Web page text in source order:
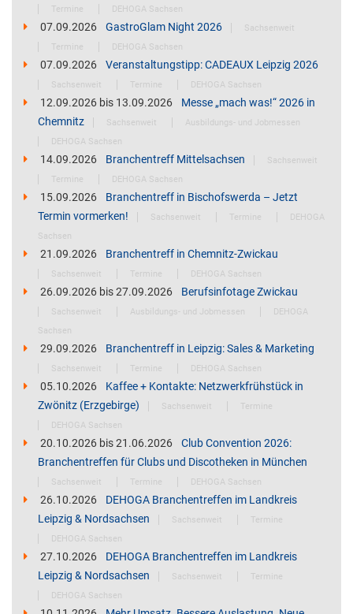
Termine DEHOGA Sachsen
07.09.2026 GastroGlam Night 2026
Sachsenweit
Termine
DEHOGA Sachsen
07.09.2026 Veranstaltungstipp: CADEAUX Leipzig 2026
Sachsenweit Termine DEHOGA Sachsen
12.09.2026 bis 13.09.2026
Messe „mach was!“ 2026 in
Chemnitz
Sachsenweit
Ausbildungs- und Jobmessen
DEHOGA Sachsen
14.09.2026 Branchentreff Mittelsachsen
Sachsenweit
Termine
DEHOGA Sachsen
15.09.2026
Branchentreff in Bischofswerda – Jetzt
Termin vormerken!
Sachsenweit Termine
DEHOGA
Sachsen
21.09.2026 Branchentreff in Chemnitz-Zwickau
Sachsenweit Termine DEHOGA Sachsen
26.09.2026 bis27.09.2026 Berufsinfotage Zwickau
Sachsenweit Ausbildungs- und Jobmessen
DEHOGA
Sachsen
29.09.2026 Branchentreff in Leipzig: Sales & Marketing
Sachsenweit Termine DEHOGA Sachsen
05.10.2026
Kaffee + Kontakte: Netzwerkfrühstück in
Zwönitz (Erzgebirge)
Sachsenweit
Termine
DEHOGA Sachsen
20.10.2026 bis21.06.2026
Club Convention 2026:
Branchentreffen für Clubs und Discotheken in München
Sachsenweit Termine DEHOGA Sachsen
26.10.2026
DEHOGA Branchentreffen im Landkreis
Leipzig & Nordsachsen
Sachsenweit
Termine
DEHOGA Sachsen
27.10.2026
DEHOGA Branchentreffen im Landkreis
Leipzig & Nordsachsen
Sachsenweit
Termine
DEHOGA Sachsen